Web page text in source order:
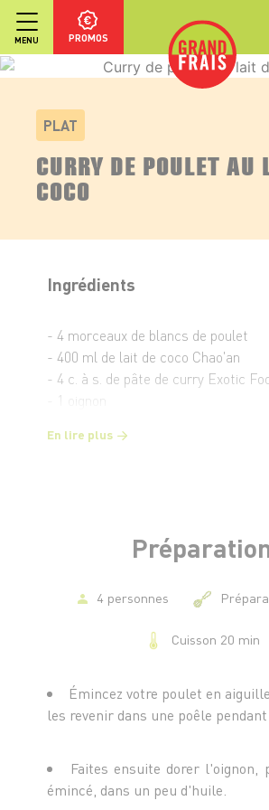
MENU PROMOS
PLAT
CURRY DE POULET AU
COCO
Ingrédients
- 4 morceaux de blancs de poulet
- 400 ml de lait de coco Chao'an
- 4 c. à s. de pâte de curry Exotic
- 1 oignon
En lire plus
4 personnes
Cuisson 20 min
Émincez votre poulet en
les revenir dans une poêle pendant
Faites ensuite dorer l'oignon,
émincé, dans un peu d'huile.